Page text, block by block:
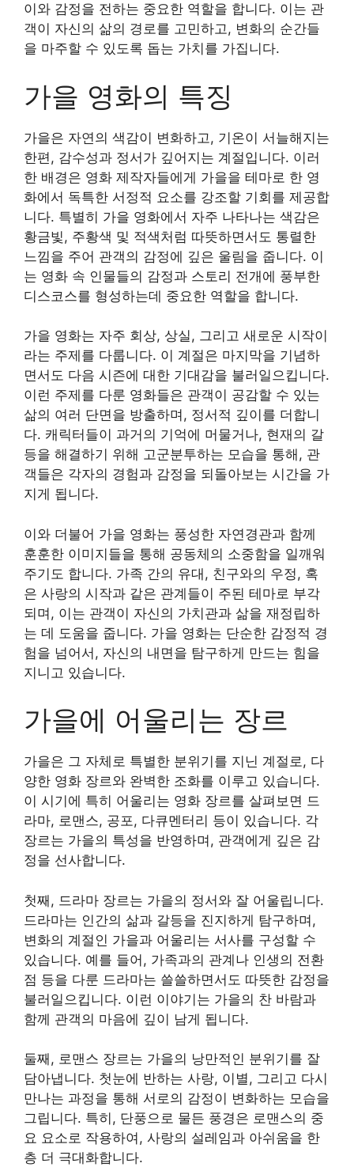
이와 감정을 전하는 중요한 역할을 합니다. 이는 관
객이 자신의 삶의 경로를 고민하고, 변화의 순간들
을 마주할 수 있도록 돕는 가치를 가집니다.
가을 영화의 특징
가을은 자연의 색감이 변화하고, 기온이 서늘해지는
한편, 감수성과 정서가 깊어지는 계절입니다. 이러
한 배경은 영화 제작자들에게 가을을 테마로 한 영
화에서 독특한 서정적 요소를 강조할 기회를 제공합
니다. 특별히 가을 영화에서 자주 나타나는 색감은
황금빛, 주황색 및 적색처럼 따뜻하면서도 통렬한
느낌을 주어 관객의 감정에 깊은 울림을 줍니다. 이
는 영화 속 인물들의 감정과 스토리 전개에 풍부한
디스코스를 형성하는데 중요한 역할을 합니다.
가을 영화는 자주 회상, 상실, 그리고 새로운 시작이
라는 주제를 다룹니다. 이 계절은 마지막을 기념하
면서도 다음 시즌에 대한 기대감을 불러일으킵니다.
이런 주제를 다룬 영화들은 관객이 공감할 수 있는
삶의 여러 단면을 방출하며, 정서적 깊이를 더합니
다. 캐릭터들이 과거의 기억에 머물거나, 현재의 갈
등을 해결하기 위해 고군분투하는 모습을 통해, 관
객들은 각자의 경험과 감정을 되돌아보는 시간을 가
지게 됩니다.
이와 더불어 가을 영화는 풍성한 자연경관과 함께
훈훈한 이미지들을 통해 공동체의 소중함을 일깨워
주기도 합니다. 가족 간의 유대, 친구와의 우정, 혹
은 사랑의 시작과 같은 관계들이 주된 테마로 부각
되며, 이는 관객이 자신의 가치관과 삶을 재정립하
는 데 도움을 줍니다. 가을 영화는 단순한 감정적 경
험을 넘어서, 자신의 내면을 탐구하게 만드는 힘을
지니고 있습니다.
가을에 어울리는 장르
가을은 그 자체로 특별한 분위기를 지닌 계절로, 다
양한 영화 장르와 완벽한 조화를 이루고 있습니다.
이 시기에 특히 어울리는 영화 장르를 살펴보면 드
라마, 로맨스, 공포, 다큐멘터리 등이 있습니다. 각
장르는 가을의 특성을 반영하며, 관객에게 깊은 감
정을 선사합니다.
첫째, 드라마 장르는 가을의 정서와 잘 어울립니다.
드라마는 인간의 삶과 갈등을 진지하게 탐구하며,
변화의 계절인 가을과 어울리는 서사를 구성할 수
있습니다. 예를 들어, 가족과의 관계나 인생의 전환
점 등을 다룬 드라마는 쓸쓸하면서도 따뜻한 감정을
불러일으킵니다. 이런 이야기는 가을의 찬 바람과
함께 관객의 마음에 깊이 남게 됩니다.
둘째, 로맨스 장르는 가을의 낭만적인 분위기를 잘
담아냅니다. 첫눈에 반하는 사랑, 이별, 그리고 다시
만나는 과정을 통해 서로의 감정이 변화하는 모습을
그립니다. 특히, 단풍으로 물든 풍경은 로맨스의 중
요 요소로 작용하여, 사랑의 설레임과 아쉬움을 한
층 더 극대화합니다.